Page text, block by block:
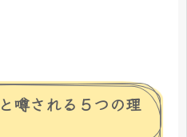
噂される５つの理